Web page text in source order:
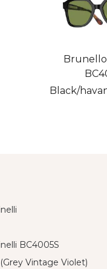
Black/
BC4005S
Vintage Violet)